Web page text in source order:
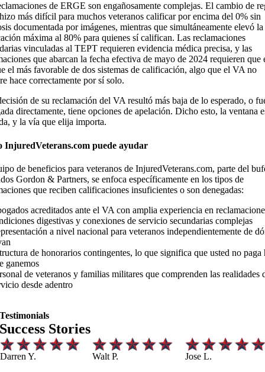
de ERGE son engañosamente complejas. El cambio de
más difícil para muchos veteranos calificar por encima del 0% sin
documentada por imágenes, mientras que simultáneamente elevó la
máxima al 80% para quienes sí califican. Las reclamaciones
vinculadas al TEPT requieren evidencia médica precisa, y las
que abarcan la fecha efectiva de mayo de 2024 requieren que
el más favorable de dos sistemas de calificación, algo que el VA no
hace correctamente por sí solo.
de su reclamación del VA resultó más baja de lo esperado, o
directamente, tiene opciones de apelación. Dicho esto, la ventana
y la vía que elija importa.
InjuredVeterans.com puede ayudar
de beneficios para veteranos de InjuredVeterans.com, parte del
Gordon & Partners, se enfoca específicamente en los tipos de
que reciben calificaciones insuficientes o son denegadas:
acreditados ante el VA con amplia experiencia en
digestivas y conexiones de servicio secundarias complejas
a nivel nacional para veteranos independientemente de
de honorarios contingentes, lo que significa que usted no paga
ganemos
de veteranos y familias militares que comprenden las realidades
desde adentro
Testimonials
Success Stories
Darren Y.
Walt P.
Jose L.